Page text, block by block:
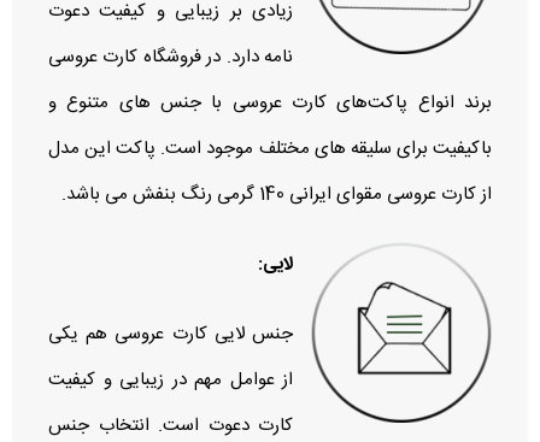
زیادی بر زیبایی و کیفیت دعوت‌
نامه دارد. در فروشگاه کارت عروسی
برند انواع پاکت‌های کارت عروسی با جنس‌ های متنوع و
باکیفیت برای سلیقه‌ های مختلف موجود است. پاکت این مدل
از کارت عروسی مقوای ایرانی 140 گرمی رنگ بنفش می باشد.
لایی:
جنس لایی کارت عروسی هم یکی
از عوامل مهم در زیبایی و کیفیت
کارت دعوت است. انتخاب جنس